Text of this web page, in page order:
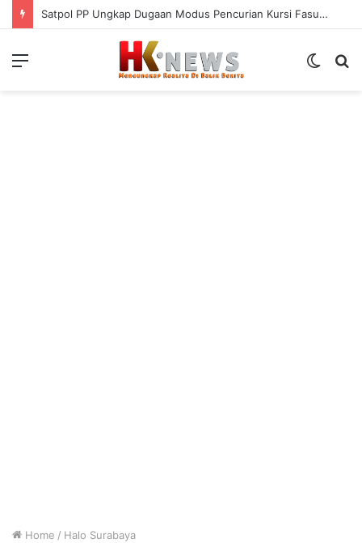
Satpol PP Ungkap Dugaan Modus Pencurian Kursi Fasum Pemkot Surabaya Pakai Ambulans
Menu
Switch
Home / Halo Surabaya